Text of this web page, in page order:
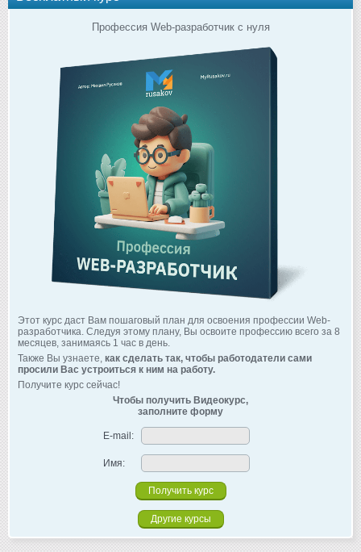
Профессия Web-разработчик с нуля
Этот курс даст Вам пошаговый план для освоения профессии Web-
разработчика. Следуя этому плану, Вы освоите профессию всего за 8
месяцев, занимаясь 1 час в день.
Также Вы узнаете, как сделать так, чтобы работодатели сами
просили Вас устроиться к ним на работу.
Получите курс сейчас!
Чтобы получить Видеокурс,
заполните форму
E-mail:
Имя:
Другие курсы